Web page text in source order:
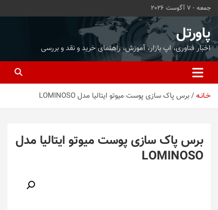
محتوا
بروید
جمعه - 7 آگوست 2026
پاورتل
اخبار فناوری، اپ بازار، آموزش، راهنمای خرید و نقد و بررسی
خـانـه برس پاک سازی پوست میوتو ایتالیا مدل LOMINOSO
برس پاک سازی پوست میوتو ایتالیا مدل
LOMINOSO